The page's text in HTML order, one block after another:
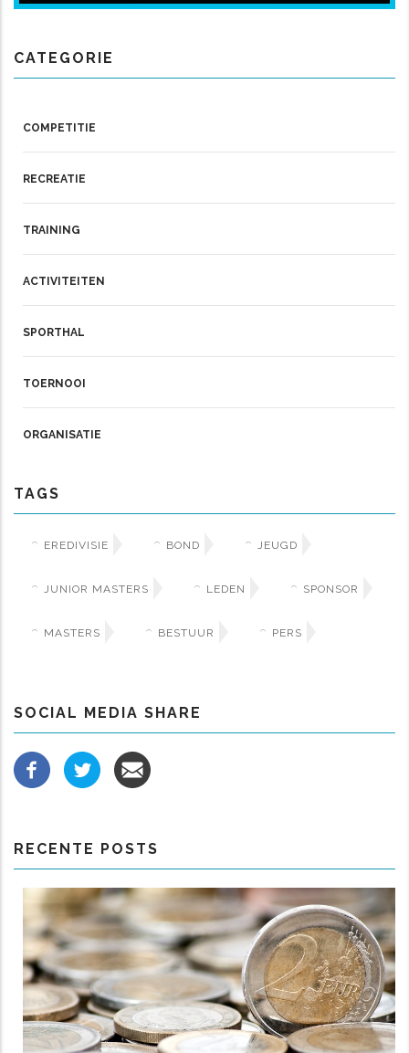
CATEGORIE
COMPETITIE
RECREATIE
TRAINING
ACTIVITEITEN
SPORTHAL
TOERNOOI
ORGANISATIE
TAGS
EREDIVISIE BOND JEUGD
JUNIOR MASTERS LEDEN SPONSOR
MASTERS BESTUUR PERS
SOCIAL MEDIA SHARE
RECENTE POSTS